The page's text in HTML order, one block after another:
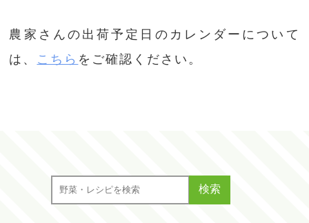
検索
農家さんの出荷予定日のカレンダーについて
は、 こちら をご確認ください。